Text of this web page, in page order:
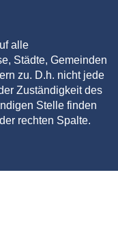
alle
Städte, Gemeinden
zu. D.h. nicht jede
Zuständigkeit des
Stelle finden
rechten Spalte.